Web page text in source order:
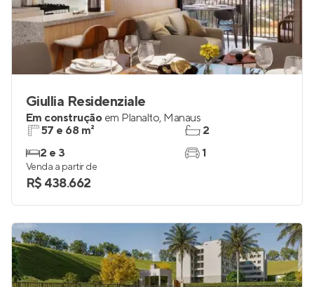
Giullia Residenziale
Em construção em Planalto, Manaus
57 e 68 m²
2 e 3
2
1
Venda a partir de
R$ 438.662